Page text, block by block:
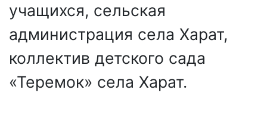
учащихся, сельская
администрация села Харат,
коллектив детского сада
«Теремок» села Харат.